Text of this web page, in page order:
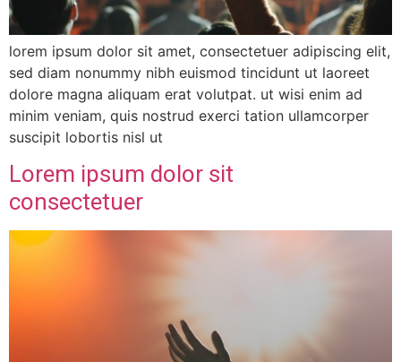
lorem ipsum dolor sit amet, consectetuer adipiscing elit,
sed diam nonummy nibh euismod tincidunt ut laoreet
dolore magna aliquam erat volutpat. ut wisi enim ad
minim veniam, quis nostrud exerci tation ullamcorper
suscipit lobortis nisl ut
Lorem ipsum dolor sit
consectetuer